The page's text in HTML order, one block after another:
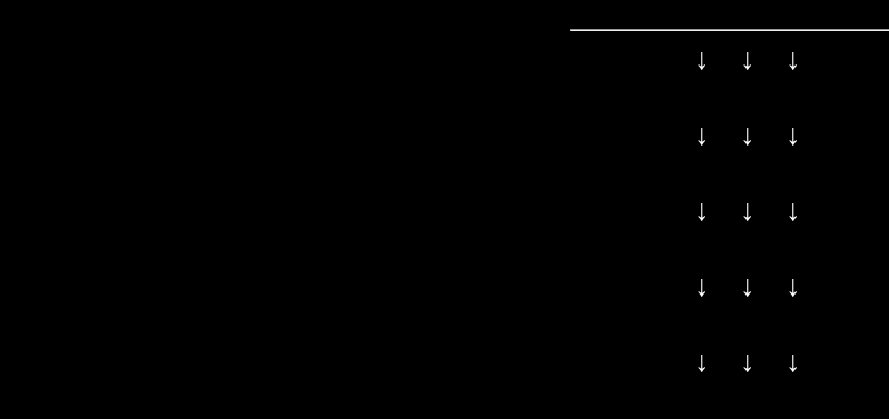
↓ ↓ ↓
↓ ↓ ↓
↓ ↓ ↓
↓ ↓ ↓
↓ ↓ ↓